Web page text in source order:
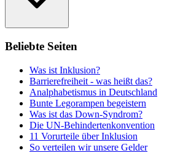
Beliebte Seiten
Was ist Inklusion?
Barrierefreiheit - was heißt das?
Analphabetismus in Deutschland
Bunte Legorampen begeistern
Was ist das Down-Syndrom?
Die UN-Behindertenkonvention
11 Vorurteile über Inklusion
So verteilen wir unsere Gelder